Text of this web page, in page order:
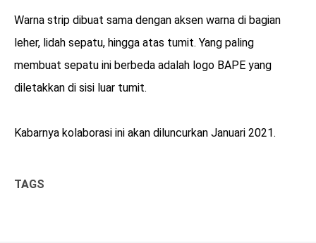
Warna strip dibuat sama dengan aksen warna di bagian
leher, lidah sepatu, hingga atas tumit. Yang paling
membuat sepatu ini berbeda adalah logo BAPE yang
diletakkan di sisi luar tumit.
Kabarnya kolaborasi ini akan diluncurkan Januari 2021.
TAGS